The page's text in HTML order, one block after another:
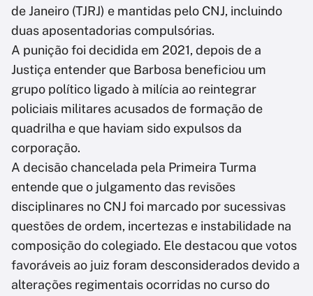
de Janeiro (TJRJ) e mantidas pelo CNJ, incluindo
duas aposentadorias compulsórias.
A punição foi decidida em 2021, depois de a
Justiça entender que Barbosa beneficiou um
grupo político ligado à milícia ao reintegrar
policiais militares acusados de formação de
quadrilha e que haviam sido expulsos da
corporação.
A decisão chancelada pela Primeira Turma
entende que o julgamento das revisões
disciplinares no CNJ foi marcado por sucessivas
questões de ordem, incertezas e instabilidade na
composição do colegiado. Ele destacou que votos
favoráveis ao juiz foram desconsiderados devido a
alterações regimentais ocorridas no curso do